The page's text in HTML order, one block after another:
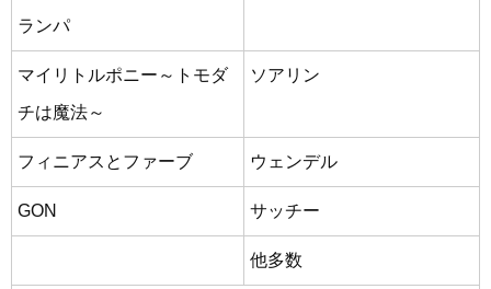
ランパ
マイリトルポニー～トモダ
チは魔法～
ソアリン
フィニアスとファーブ ウェンデル
GON サッチー
他多数